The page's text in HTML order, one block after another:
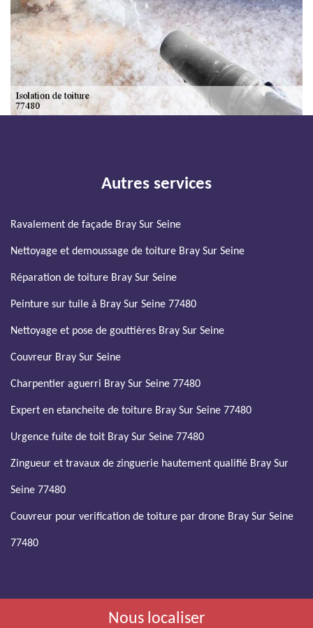
Autres services
Ravalement de façade Bray Sur Seine
Nettoyage et demoussage de toiture Bray Sur Seine
Réparation de toiture Bray Sur Seine
Peinture sur tuile à Bray Sur Seine 77480
Nettoyage et pose de gouttières Bray Sur Seine
Couvreur Bray Sur Seine
Charpentier aguerri Bray Sur Seine 77480
Expert en etancheite de toiture Bray Sur Seine 77480
Urgence fuite de toit Bray Sur Seine 77480
Zingueur et travaux de zinguerie hautement qualifié Bray Sur
Seine 77480
Couvreur pour verification de toiture par drone Bray Sur Seine
77480
Nous localiser